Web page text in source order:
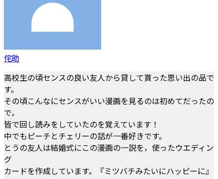
侘助
高校生の頃センスの良い友人から貸して貰った思い出の品で
す。
その頃こんなにセンスがいい漫画を見るのは初めてだったの
で，
皆で回し読みをしていたのを覚えています！
中でもピーチとチェリーの話が一番好きです。
とうの友人は結婚式にこの漫画の一説を，使ったウエディン
グ
カードを作成しています。『ミツバチみたいにハッピーに』